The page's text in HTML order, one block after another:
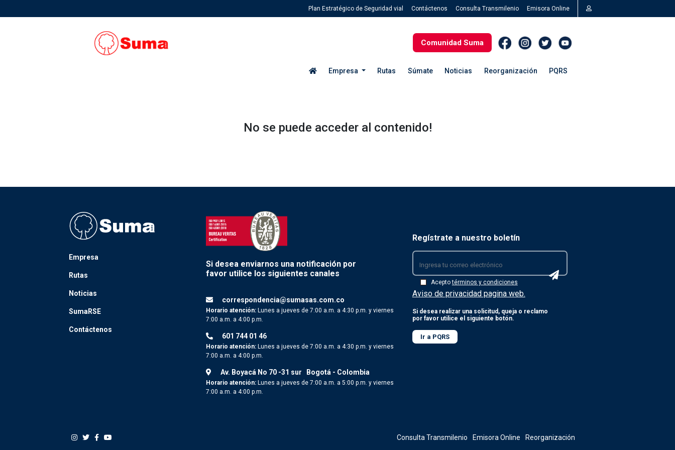
Plan Estratégico de Seguridad vial Contáctenos Consulta Transmilenio Emisora Online
Comunidad Suma
Empresa Rutas Súmate Noticias Reorganización PQRS
No se puede acceder al contenido!
Empresa
Rutas
Noticias
SumaRSE
Contáctenos
Si desea enviarnos una notificación por
favor utilice los siguientes canales
correspondencia@sumasas.com.co
Horario atención: Lunes a jueves de 7:00 a.m. a 4:30 p.m. y viernes
7:00 a.m. a 4:00 p.m.
601 744 01 46
Horario atención: Lunes a jueves de 7:00 a.m. a 4:30 p.m. y viernes
7:00 a.m. a 4:00 p.m.
Av. Boyacá No 70 -31 sur Bogotá - Colombia
Horario atención: Lunes a jueves de 7:00 a.m. a 5:00 p.m. y viernes
7:00 a.m. a 4:00 p.m.
Regístrate a nuestro boletín
Aceptotérminos y condiciones
Aviso de privacidad pagina web.
Si desea realizar una solicitud, queja o reclamo
por favor utilice el siguiente botón.
Ir a PQRS
Consulta Transmilenio Emisora Online Reorganización